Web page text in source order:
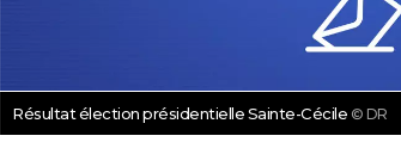
Résultat élection présidentielle Sainte-Cécile © DR